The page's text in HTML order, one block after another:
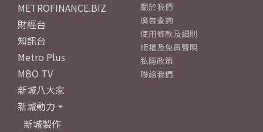
METROFINANCE.BIZ
財經台
知訊台
Metro Plus
MBO TV
新城八大家
新城動力
新城製作
關於我們
廣告查詢
使用條款及細則
版權及免責聲明
私隱政策
聯絡我們